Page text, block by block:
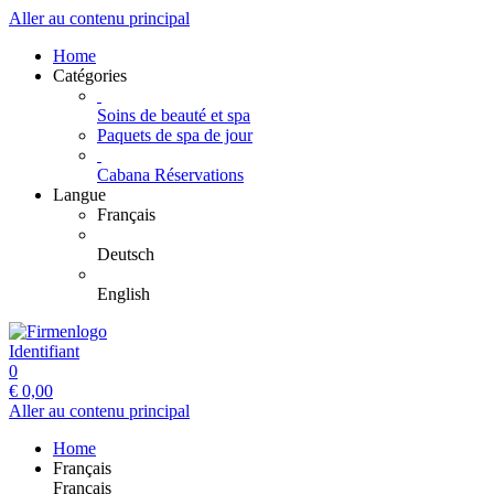
Aller au contenu principal
Home
Catégories
Soins de beauté et spa
Paquets de spa de jour
Cabana Réservations
Langue
Français
Deutsch
English
Identifiant
0
€ 0,00
Aller au contenu principal
Home
Français
Français